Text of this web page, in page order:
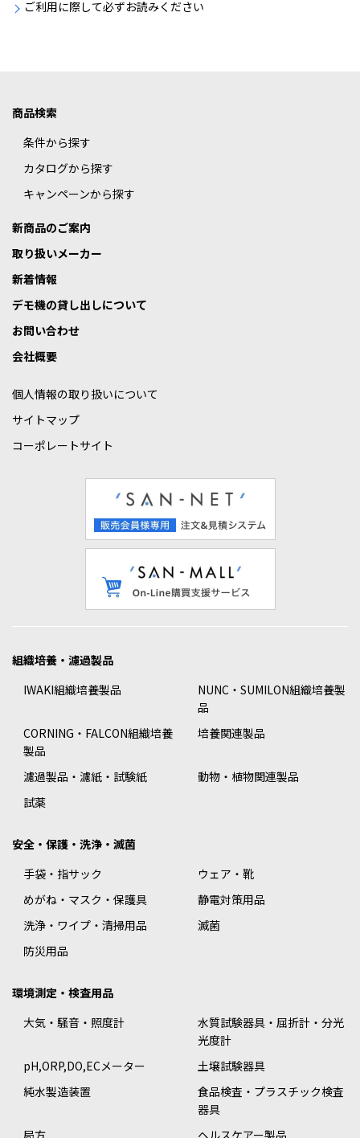
ご利用に際して必ずお読みください
商品検索
条件から探す
カタログから探す
キャンペーンから探す
新商品のご案内
取り扱いメーカー
新着情報
デモ機の貸し出しについて
お問い合わせ
会社概要
個人情報の取り扱いについて
サイトマップ
コーポレートサイト
組織培養・濾過製品
IWAKI組織培養製品
NUNC・SUMILON組織培養製
品
CORNING・FALCON組織培養
製品
培養関連製品
濾過製品・濾紙・試験紙
動物・植物関連製品
試薬
安全・保護・洗浄・滅菌
手袋・指サック
ウェア・靴
めがね・マスク・保護具
静電対策用品
洗浄・ワイプ・清掃用品
滅菌
防災用品
環境測定・検査用品
大気・騒音・照度計
水質試験器具・屈折計・分光
光度計
pH,ORP,DO,ECメーター
土壌試験器具
純水製造装置
食品検査・プラスチック検査
器具
局方
ヘルスケアー製品